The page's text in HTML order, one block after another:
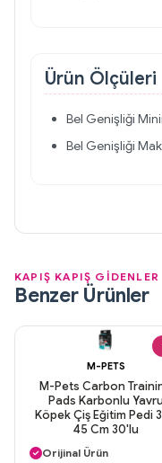
Ürün Ölçüleri
Bel Genişliği
Bel Genişliği
KAPIŞ KAPIŞ GİDENLER
Benzer Ürünler
M-PETS
M-Pets Carbon
Pads Karbonlu Yavru
Köpek Çiş Eğitim Pedi
45 Cm 30'lu
Aynı Gün Kargo
Orijinal Ürün